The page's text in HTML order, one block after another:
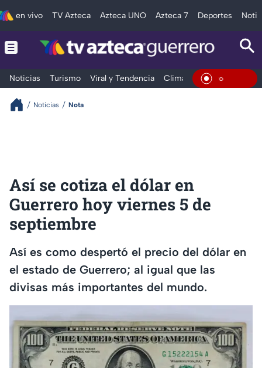
en vivo TV Azteca Azteca UNO Azteca 7 Deportes
Noticias Turismo Viral y Tendencia Clima Deportes En Vivo
Noticias Nota
Así se cotiza el dólar en
Guerrero hoy viernes 5 de
septiembre
Así es como despertó el precio del dólar en
el estado de Guerrero; al igual que las
divisas más importantes del mundo.